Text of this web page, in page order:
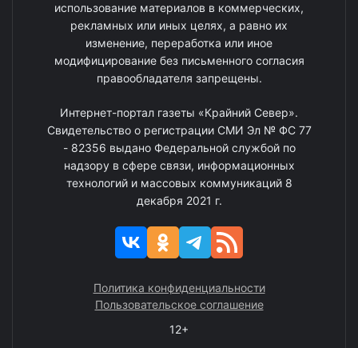
использование материалов в коммерческих,
рекламных или иных целях, а равно их
изменение, переработка или иное
модифицирование без письменного согласия
правообладателя запрещены.
Интернет-портал газеты «Крайний Север».
Свидетельство о регистрации СМИ Эл № ФС 77
- 82356 выдано Федеральной службой по
надзору в сфере связи, информационных
технологий и массовых коммуникаций 8
декабря 2021 г.
Политика конфиденциальности
Пользовательское соглашение
12+